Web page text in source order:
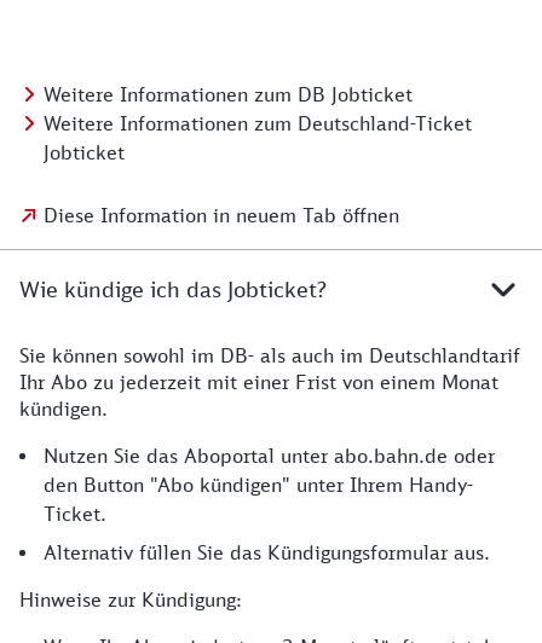
Weitere Informationen zum DB Jobticket
Weitere Informationen zum Deutschland-Ticket
Jobticket
Diese Information in neuem Tab öffnen
Wie kündige ich das Jobticket?
Sie können sowohl im DB- als auch im Deutschlandtarif
Ihr Abo zu jederzeit mit einer Frist von einem Monat
kündigen.
Nutzen Sie das Aboportal unter abo.bahn.de oder
den Button "Abo kündigen" unter Ihrem Handy-
Ticket.
Alternativ füllen Sie das Kündigungsformular aus.
Hinweise zur Kündigung: